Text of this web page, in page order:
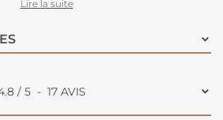
la personnalité à vos pièces avec ce
à votre décoration intérieure. Le
pas une préparation préalable du sol. Il est
Lire la suite
/ 5 - 17 AVIS